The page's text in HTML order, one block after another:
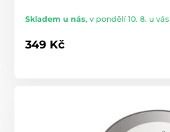
Skladem u nás, v pondělí 10. 8. u vás
349 Kč